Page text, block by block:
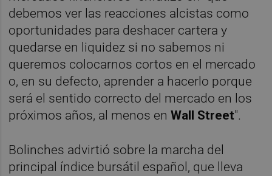
debemos ver las reacciones alcistas como
oportunidades para deshacer cartera y
quedarse en liquidez si no sabemos ni
queremos colocarnos cortos en el mercado
o, en su defecto, aprender a hacerlo porque
será el sentido correcto del mercado en los
próximos años, al menos enWall Street".
Bolinches advirtió sobre la marcha del
principal índice bursátil español, que lleva